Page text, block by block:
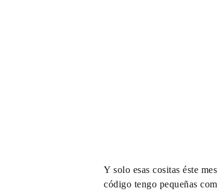
Y solo esas cositas éste
código tengo pequeñas